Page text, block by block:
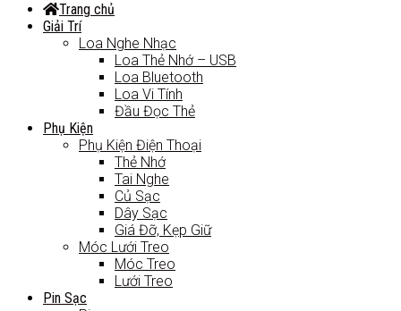
Trang chủ
Giải Trí
Loa Nghe Nhạc
Loa Thẻ Nhớ – USB
Loa Bluetooth
Loa Vi Tính
Đầu Đọc Thẻ
Phụ Kiện
Phụ Kiện Điện Thoại
Thẻ Nhớ
Tai Nghe
Củ Sạc
Dây Sạc
Giá Đỡ, Kẹp Giữ
Móc Lưới Treo
Móc Treo
Lưới Treo
Pin Sạc